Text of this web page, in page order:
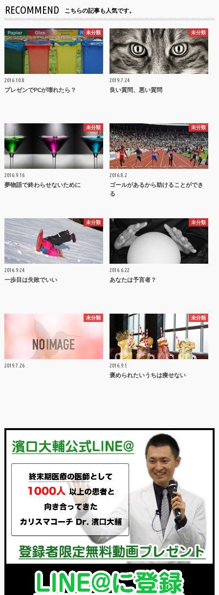
RECOMMEND こちらの記事も人気です。
未分類
2016.10.8
プレゼンでPCが壊れたら？
未分類
2019.7.24
良い質問、悪い質問
未分類
2016.9.16
夢物語で終わらせないために
未分類
2016.8.2
ゴールがあるから助けることができ
る
未分類
2016.9.24
一歩目は失敗でいい
未分類
2016.6.22
あなたは予言者？
未分類
2019.7.26
未分類
2016.9.1
褒められたいうちは痩せない